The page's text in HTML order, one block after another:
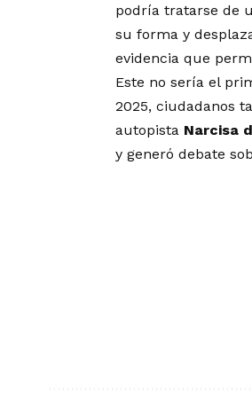
podría tratarse de
su forma y
evidencia que
Este no sería el
2025, ciudadanos
autopista Narcisa
y generó debate